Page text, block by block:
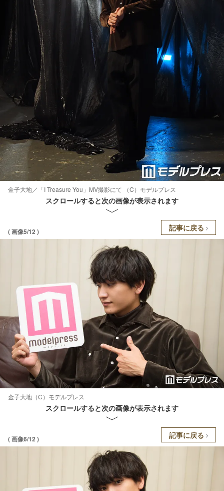
金子大地／「I Treasure You」MV撮影にて （C）モデルプレス
スクロールすると次の画像が表示されます
( 画像5/12 ) 記事に戻る
金子大地（C）モデルプレス
スクロールすると次の画像が表示されます
( 画像6/12 ) 記事に戻る